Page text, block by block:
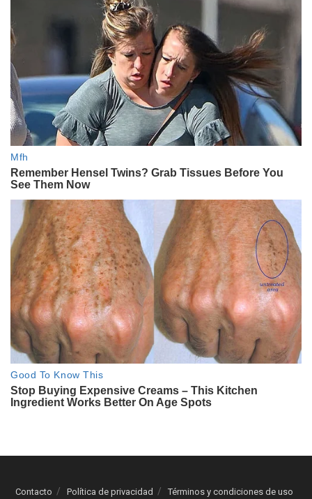
Contacto Política de privacidad Términos y condiciones de uso